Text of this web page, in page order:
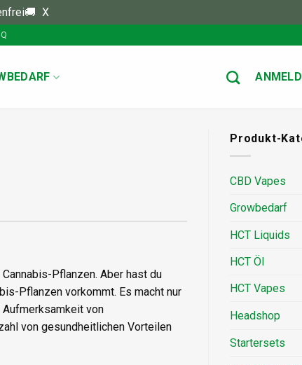
X
Pflanzen. Aber hast du
Pflanzen vorkommt. Es macht nur
von
von gesundheitlichen Vorteilen
Produkt-
CBD Vapes
Growbedarf
HCT Liquids
HCT Öl
HCT Vapes
Headshop
Startersets